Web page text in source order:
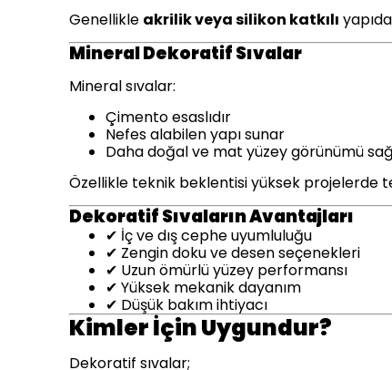
Genellikle akrilik veya silikon katkılı
Mineral Dekoratif Sıvalar
Mineral sıvalar:
Çimento esaslıdır
Nefes alabilen yapı sunar
Daha doğal ve mat yüzey görünümü
Özellikle teknik beklentisi yüksek projelerde
Dekoratif Sıvaların Avantajları
✔ İç ve dış cephe uyumluluğu
✔ Zengin doku ve desen seçenekleri
✔ Uzun ömürlü yüzey performansı
✔ Yüksek mekanik dayanım
✔ Düşük bakım ihtiyacı
Kimler İçin Uygundur?
Dekoratif sıvalar;